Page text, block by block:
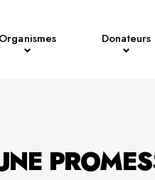
Organismes Donateurs